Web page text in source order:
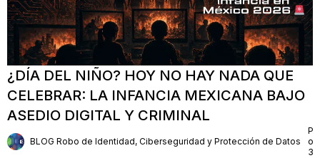
¿DÍA DEL NIÑO? HOY NO HAY NADA QUE
CELEBRAR: LA INFANCIA MEXICANA BAJO
ASEDIO DIGITAL Y CRIMINAL
BLOG Robo de Identidad, Ciberseguridad y Protección de Datos
on: